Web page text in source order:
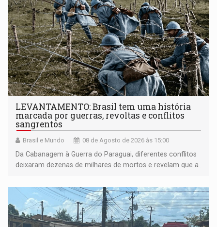
LEVANTAMENTO: Brasil tem uma história
marcada por guerras, revoltas e conflitos
sangrentos
Brasil e Mundo 08 de Agosto de 2026 às 15:00
Da Cabanagem à Guerra do Paraguai, diferentes conflitos
deixaram dezenas de milhares de mortos e revelam que a
territoriais e sociais